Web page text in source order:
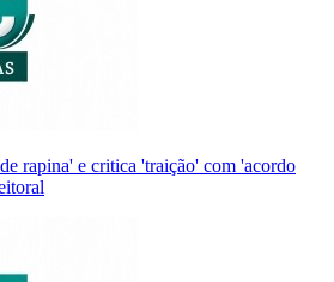
rapina' e critica 'traição' com 'acordo